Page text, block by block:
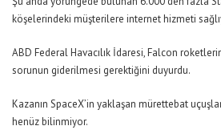
köşelerindeki müşterilere internet hizmeti
ABD Federal Havacılık İdaresi, Falcon
sorunun giderilmesi gerektiğini duyurdu.
Kazanın SpaceX’in yaklaşan mürettebat
henüz bilinmiyor.